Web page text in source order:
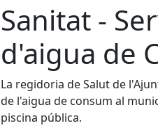
Sanitat -
d'aigua de
La regidoria de Salut de
de l'aigua de consum al
piscina pública.